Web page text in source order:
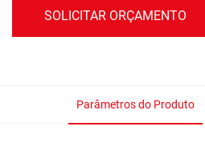
SOLICITAR ORÇAMENTO
Parâmetros do Produto